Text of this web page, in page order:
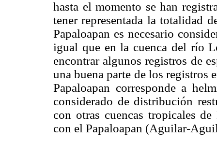
hasta el momento se han
tener representada la totalidad
Papaloapan es necesario
igual que en la cuenca del río
encontrar algunos registros de
una buena parte de los registros
Papaloapan corresponde a
considerado de distribución
con otras cuencas tropicales
con el Papaloapan (Aguilar-